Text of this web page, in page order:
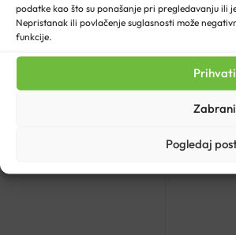
podatke kao što su ponašanje pri pregledavanju ili
Nepristanak ili povlačenje suglasnosti može
funkcije.
Prihvati
Zabrani
Pogledaj